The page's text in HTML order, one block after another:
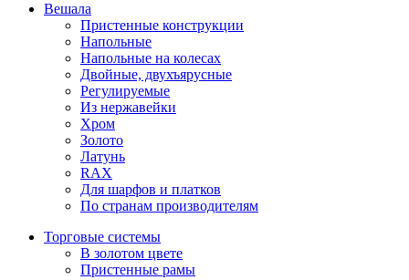
Вешала
Пристенные конструкции
Напольные
Напольные на колесах
Двойные, двухъярусные
Регулируемые
Из нержавейки
Хром
Золото
Латунь
RAX
Для шарфов и платков
По странам производителям
Торговые системы
В золотом цвете
Пристенные рамы